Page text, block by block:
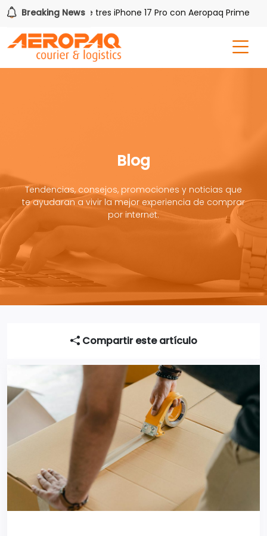
Breaking News
Gana uno de tres iPhone 17 Pro con Aeropaq Prime
Blog
Tendencias, consejos, promociones y noticias que
te ayudaran a vivir la mejor experiencia de comprar
por internet.
Compartir este artículo